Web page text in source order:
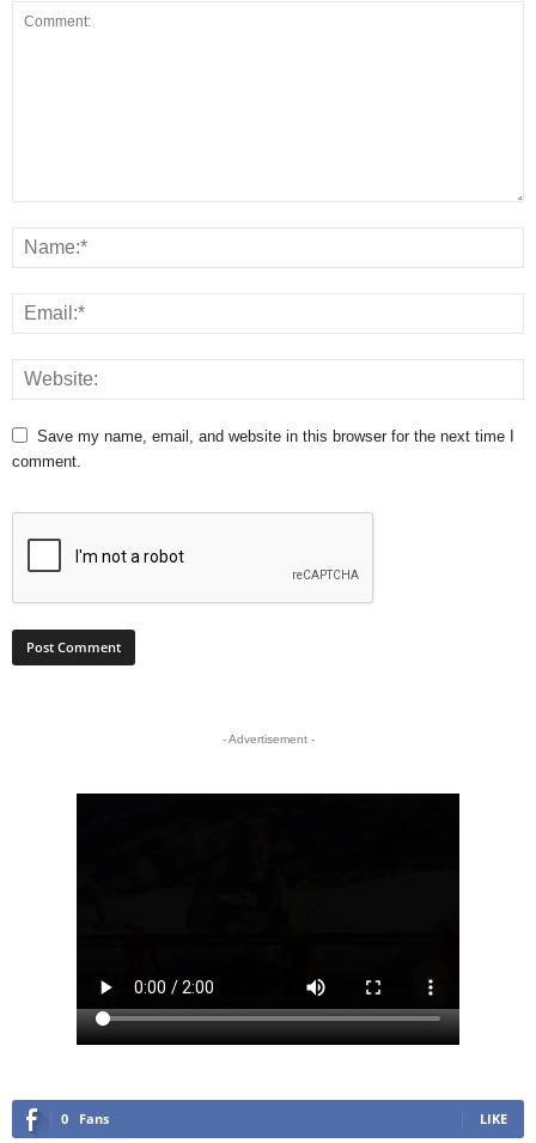
Save my name, email, and website in this browser for the next time I
comment.
- Advertisement -
0 Fans LIKE